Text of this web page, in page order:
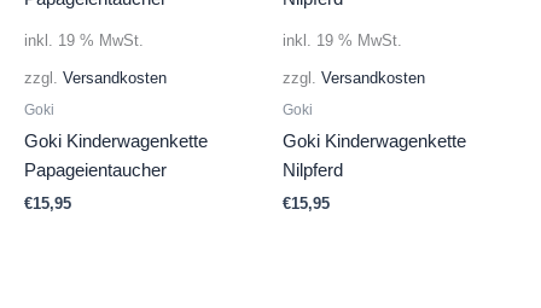
inkl. 19 % MwSt.
zzgl. Versandkosten
Goki
Goki Kinderwagenkette
Papageientaucher
€15,95
inkl. 19 % MwSt.
zzgl. Versandkosten
Goki
Goki Kinderwagenkette
Nilpferd
€15,95